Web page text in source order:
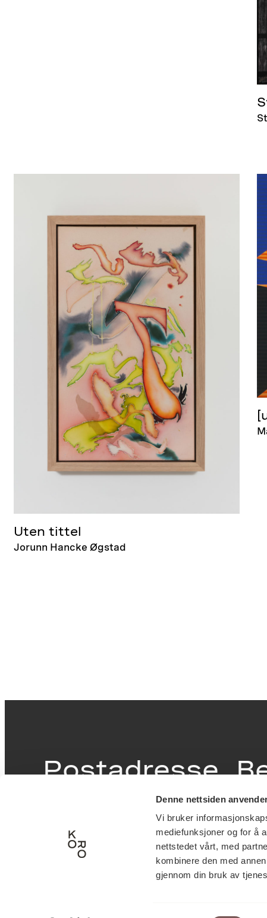
Denne nettsiden
Vi bruker
mediefunksjoner og for å
nettstedet vårt, med
kombinere den med
gjennom din bruk av
Uten tittel
Jorunn Hancke Øgstad
Postadresse
St. Olavs plass
0130 Oslo
0251